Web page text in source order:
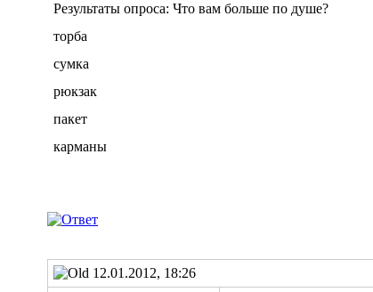
Результаты опроса: Что вам больше по душе?
торба
сумка
рюкзак
пакет
карманы
12.01.2012, 18:26